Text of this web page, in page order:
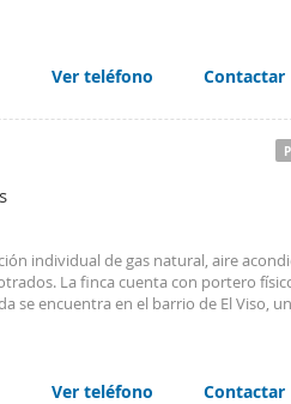
Ver teléfono Contactar
individual de gas natural, aire
La finca cuenta con portero
se encuentra en el barrio de El Viso,
a la Avenida
imaginas vivir aqui? Nº AICAT: 8446
Ver teléfono Contactar